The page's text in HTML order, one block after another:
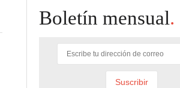
Boletín mensual.